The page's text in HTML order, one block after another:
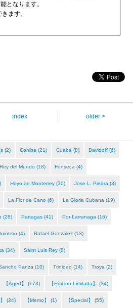
となります。
ます。
index older >
(2) Cohiba (21) Cuaba (8) Davidoff (6)
del Mundo (18) Fonseca (4)
Hoyo de Monterrey (30) Jose L. Piedra (3)
La Flor de Cano (6) La Gloria Cubana (19)
(28) Partagas (41) Por Larranaga (16)
(4) Rafael Gonzalez (13)
(34) Saint Luis Rey (8)
Panza (10) Trinidad (14) Troya (2)
【Aged】 (173) 【Edicion Limitada】 (34)
】 (24) 【Memo】 (1) 【Special】 (55)